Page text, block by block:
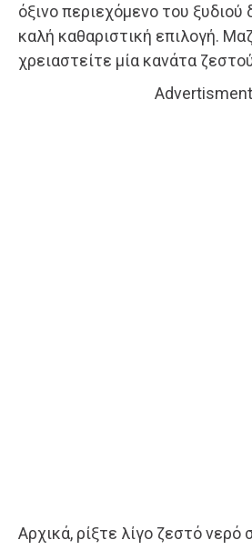
όξινο περιεχόμενο του ξυδιού
καλή καθαριστική επιλογή.
χρειαστείτε μία κανάτα
Advertisment
Αρχικά, ρίξτε λίγο ζεστό νερό